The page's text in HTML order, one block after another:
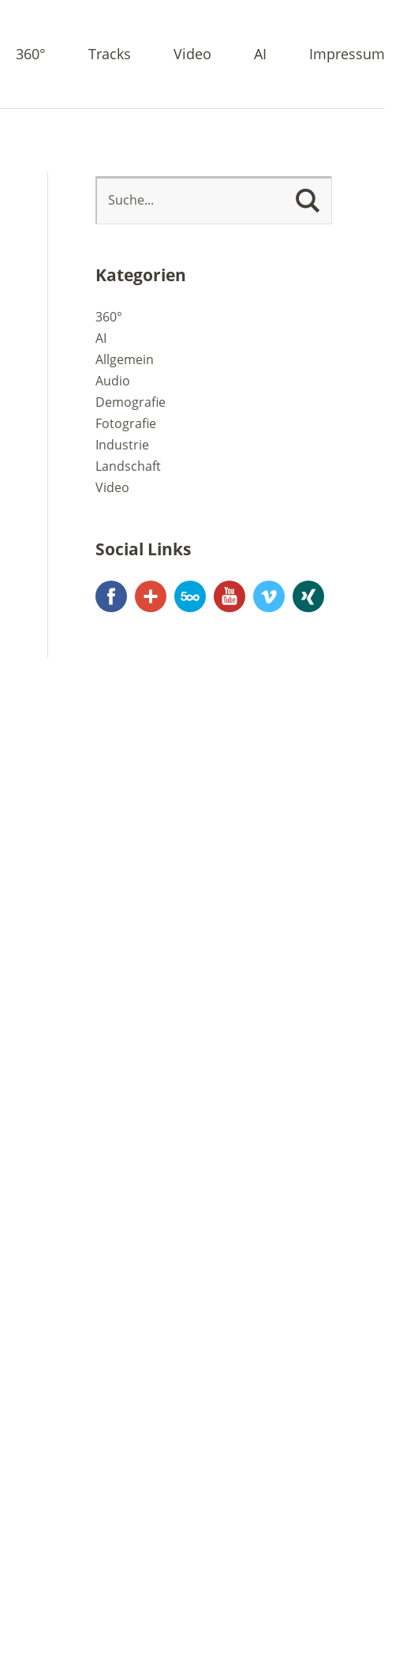
360° Tracks Video AI Impressum
Kategorien
360°
AI
Allgemein
Audio
Demografie
Fotografie
Industrie
Landschaft
Video
Social Links
FacebookGoogle+500px YouTubeVimeoXing